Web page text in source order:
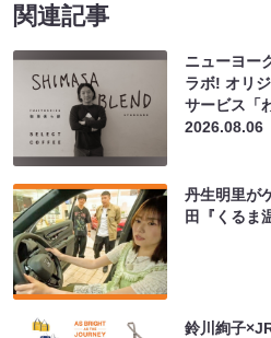
関連記事
ニューヨー
ラボ! オリ
サービス「
2026.08.06
丹生明里が
田『くるま
鈴川絢子